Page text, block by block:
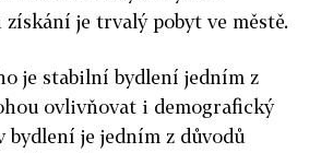
je trvalý pobyt ve městě.
je stabilní bydlení jedním z
ovlivňovat i demografický
bydlení je jedním z důvodů